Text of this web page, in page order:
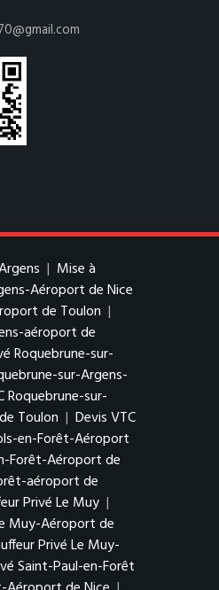
| Mise à
Aéroport de Nice
de Toulon |
aéroport de
Roquebrune-sur-
sur-Argens-
Roquebrune-sur-
Toulon | Devis VTC
en-Forêt-Aéroport
Forêt-Aéroport de
aéroport de
Privé Le Muy |
Muy-Aéroport de
Privé Le Muy-
Saint-Paul-en-Forêt